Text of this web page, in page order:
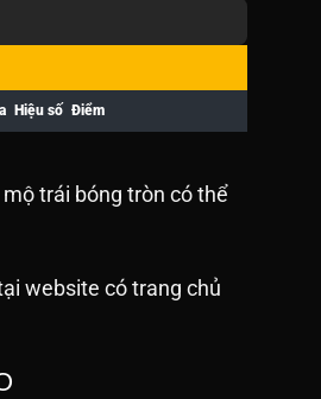
Hiệu số Điểm
trái bóng tròn có thể
website có trang chủ